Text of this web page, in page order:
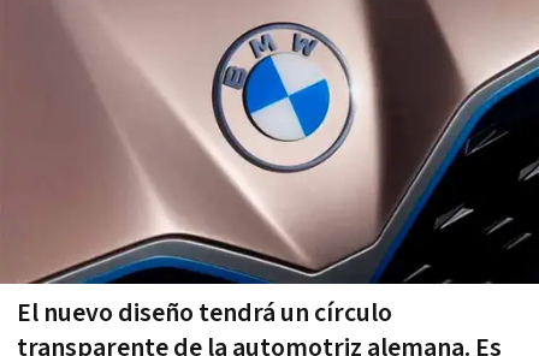
El nuevo diseño tendrá un círculo
transparente de la automotriz alemana. Es